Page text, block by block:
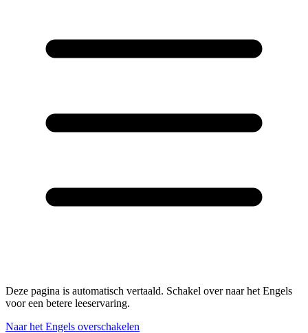
Deze pagina is automatisch vertaald. Schakel over naar het Engels
voor een betere leeservaring.
Naar het Engels overschakelen